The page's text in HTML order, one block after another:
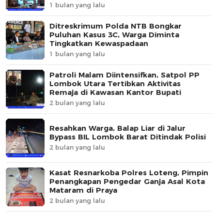
1 bulan yang lalu
Ditreskrimum Polda NTB Bongkar
Puluhan Kasus 3C, Warga Diminta
Tingkatkan Kewaspadaan
1 bulan yang lalu
Patroli Malam Diintensifkan, Satpol PP
Lombok Utara Tertibkan Aktivitas
Remaja di Kawasan Kantor Bupati
2 bulan yang lalu
Resahkan Warga, Balap Liar di Jalur
Bypass BIL Lombok Barat Ditindak Polisi
2 bulan yang lalu
Kasat Resnarkoba Polres Loteng, Pimpin
Penangkapan Pengedar Ganja Asal Kota
Mataram di Praya
2 bulan yang lalu